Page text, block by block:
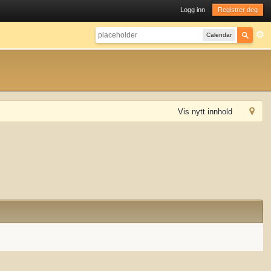
Logg inn Registrer deg
Calendar
Vis nytt innhold